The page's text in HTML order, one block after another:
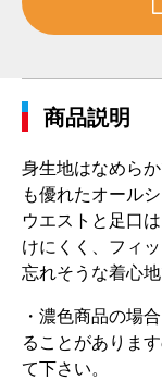
商品説明
身生地はなめら
も優れたオール
ウエストと足口
けにくく、フィ
忘れそうな着心地
・濃色商品の場
ることがありま
て下さい。